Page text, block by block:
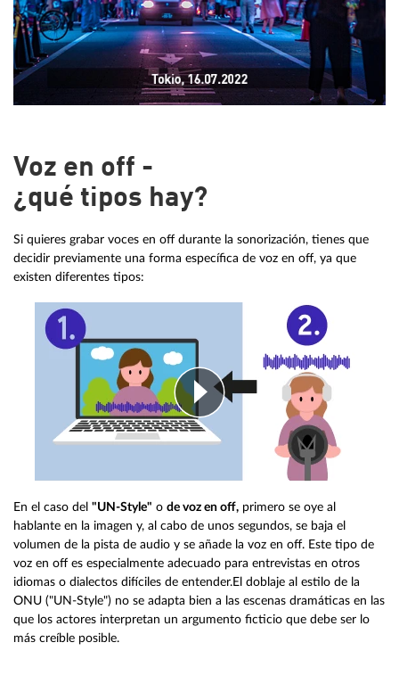
Voz en off -
¿qué tipos hay?
Si quieres grabar voces en off durante la sonorización, tienes que
decidir previamente una forma específica de voz en off, ya que
existen diferentes tipos:
En el caso del "UN-Style" o de voz en off, primero se oye al
hablante en la imagen y, al cabo de unos segundos, se baja el
volumen de la pista de audio y se añade la voz en off. Este tipo de
voz en off es especialmente adecuado para entrevistas en otros
idiomas o dialectos difíciles de entender.El doblaje al estilo de la
ONU ("UN-Style") no se adapta bien a las escenas dramáticas en las
que los actores interpretan un argumento ficticio que debe ser lo
más creíble posible.